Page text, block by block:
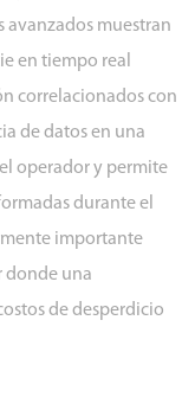
avanzados muestran
en tiempo real
correlacionados con
de datos en una
operador y permite
durante el
importante
donde una
de desperdicio